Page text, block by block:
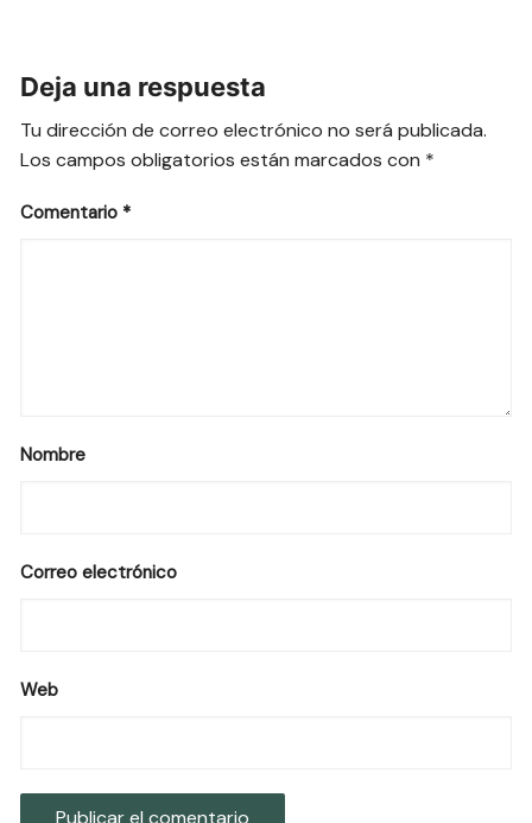
Deja una respuesta
Tu dirección de correo electrónico no será publicada.
Los campos obligatorios están marcados con *
Comentario *
Nombre
Correo electrónico
Web